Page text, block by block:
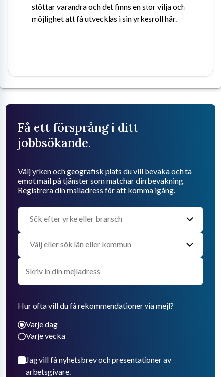
stöttar varandra och det finns en stor vilja och
möjlighet att få utvecklas i sin yrkesroll här.
Få ett försprång i ditt
jobbsökande.
Välj yrken och geografisk plats du vill bevaka och ta
emot mail på tjänster som matchar din bevakning.
Registrera din mailadress för att komma igång.
Hur ofta vill du få rekommendationer via mejl?
Varje dag
Varje vecka
Jag vill få nyhetsbrev och presentationer av
arbetsgivare.